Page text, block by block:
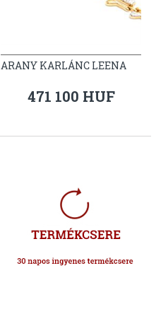
ARANY KARLÁNC LEENA
471 100 HUF